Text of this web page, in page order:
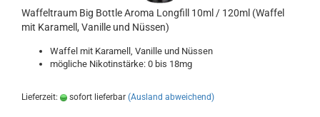
Waffeltraum Big Bottle Aroma Longfill 10ml / 120ml (Waffel
mit Karamell, Vanille und Nüssen)
Waffel mit Karamell, Vanille und Nüssen
mögliche Nikotinstärke: 0 bis 18mg
Lieferzeit: sofort lieferbar (Ausland abweichend)